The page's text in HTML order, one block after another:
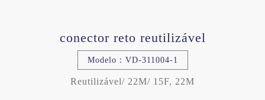
conector reto reutilizável
Modelo：VD-311004-1
Reutilizável/ 22M/ 15F, 22M